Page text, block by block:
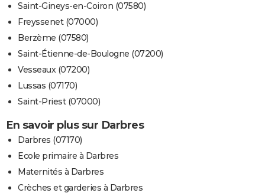
Saint-Gineys-en-Coiron (07580)
Freyssenet (07000)
Berzème (07580)
Saint-Étienne-de-Boulogne (07200)
Vesseaux (07200)
Lussas (07170)
Saint-Priest (07000)
En savoir plus sur Darbres
Darbres (07170)
Ecole primaire à Darbres
Maternités à Darbres
Crèches et garderies à Darbres